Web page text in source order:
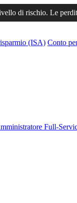
di rischio. Le
(ISA) Conto
Full-